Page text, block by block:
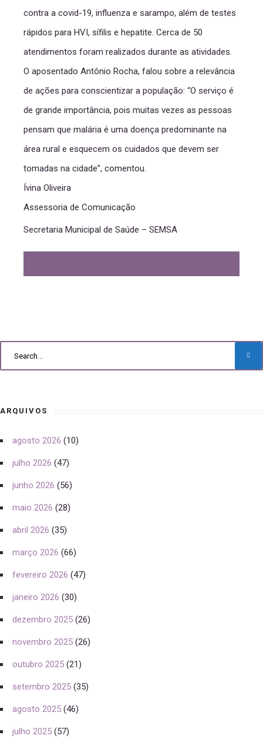
contra a covid-19, influenza e sarampo, além de testes
rápidos para HVI, sífilis e hepatite. Cerca de 50
atendimentos foram realizados durante as atividades.
O aposentado Antônio Rocha, falou sobre a relevância
de ações para conscientizar a população: “O serviço é
de grande importância, pois muitas vezes as pessoas
pensam que malária é uma doença predominante na
área rural e esquecem os cuidados que devem ser
tomadas na cidade”, comentou.
Ívina Oliveira
Assessoria de Comunicação
Secretaria Municipal de Saúde – SEMSA
ARQUIVOS
agosto 2026 (10)
julho 2026 (47)
junho 2026 (56)
maio 2026 (28)
abril 2026 (35)
março 2026 (66)
fevereiro 2026 (47)
janeiro 2026 (30)
dezembro 2025 (26)
novembro 2025 (26)
outubro 2025 (21)
setembro 2025 (35)
agosto 2025 (46)
julho 2025 (57)